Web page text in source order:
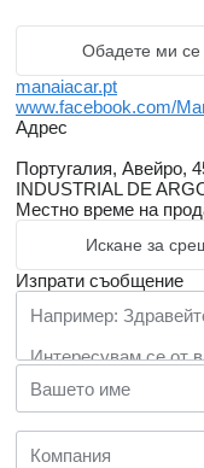
Обадете ми се
manaiacar.pt
www.facebook.com/
Адрес
Португалия, Авейро,
INDUSTRIAL DE
Местно време на
Искане за
Изпрати съобщение